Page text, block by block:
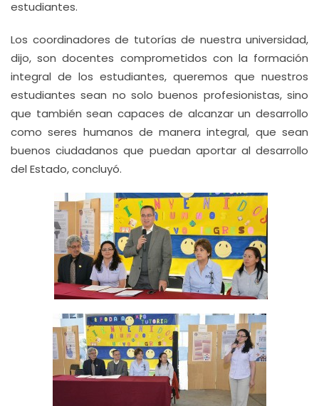
estudiantes.
Los coordinadores de tutorías de nuestra universidad,
dijo, son docentes comprometidos con la formación
integral de los estudiantes, queremos que nuestros
estudiantes sean no solo buenos profesionistas, sino
que también sean capaces de alcanzar un desarrollo
como seres humanos de manera integral, que sean
buenos ciudadanos que puedan aportar al desarrollo
del Estado, concluyó.